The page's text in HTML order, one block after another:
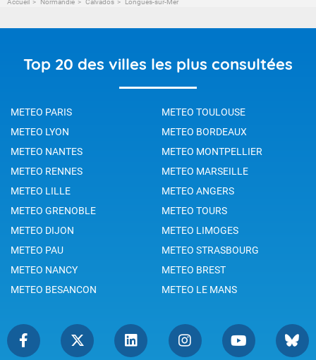
Top 20 des villes les plus consultées
METEO PARIS
METEO TOULOUSE
METEO LYON
METEO BORDEAUX
METEO NANTES
METEO MONTPELLIER
METEO RENNES
METEO MARSEILLE
METEO LILLE
METEO ANGERS
METEO GRENOBLE
METEO TOURS
METEO DIJON
METEO LIMOGES
METEO PAU
METEO STRASBOURG
METEO NANCY
METEO BREST
METEO BESANCON
METEO LE MANS